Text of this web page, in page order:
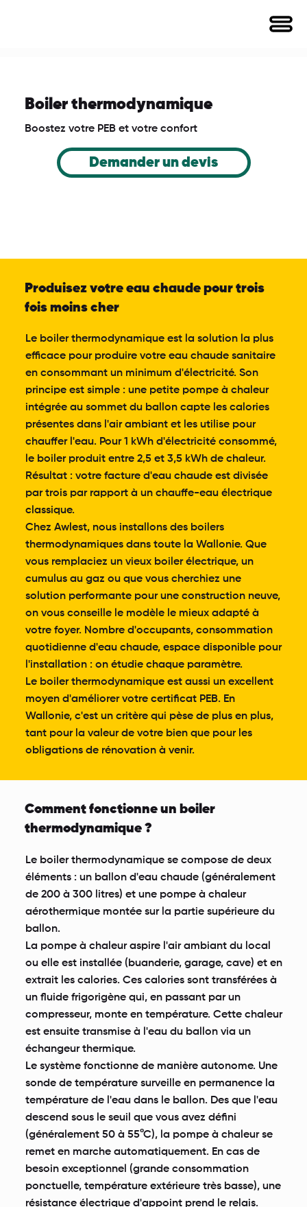
Boiler thermodynamique
Boostez votre PEB et votre confort
Demander un devis
Comment fonctionne un boiler
thermodynamique ?
Le boiler thermodynamique se compose de deux
éléments : un ballon d'eau chaude (généralement
de 200 à 300 litres) et une pompe à chaleur
aérothermique montée sur la partie supérieure du
ballon.
La pompe à chaleur aspire l'air ambiant du local
ou elle est installée (buanderie, garage, cave) et en
extrait les calories. Ces calories sont transférées à
un fluide frigorigène qui, en passant par un
compresseur, monte en température. Cette chaleur
est ensuite transmise à l'eau du ballon via un
échangeur thermique.
Le système fonctionne de manière autonome. Une
sonde de température surveille en permanence la
température de l'eau dans le ballon. Des que l'eau
descend sous le seuil que vous avez défini
(généralement 50 à 55°C), la pompe à chaleur se
remet en marche automatiquement. En cas de
besoin exceptionnel (grande consommation
ponctuelle, température extérieure très basse), une
résistance électrique d'appoint prend le relais.
Produisez votre eau chaude pour trois
fois moins cher
Le boiler thermodynamique est la solution la plus
efficace pour produire votre eau chaude sanitaire
en consommant un minimum d'électricité. Son
principe est simple : une petite pompe à chaleur
intégrée au sommet du ballon capte les calories
présentes dans l'air ambiant et les utilise pour
chauffer l'eau. Pour 1 kWh d'électricité consommé,
le boiler produit entre 2,5 et 3,5 kWh de chaleur.
Résultat : votre facture d'eau chaude est divisée
par trois par rapport à un chauffe-eau électrique
classique.
Chez Awlest, nous installons des boilers
thermodynamiques dans toute la Wallonie. Que
vous remplaciez un vieux boiler électrique, un
cumulus au gaz ou que vous cherchiez une
solution performante pour une construction neuve,
on vous conseille le modèle le mieux adapté à
votre foyer. Nombre d'occupants, consommation
quotidienne d'eau chaude, espace disponible pour
l'installation : on étudie chaque paramètre.
Le boiler thermodynamique est aussi un excellent
moyen d'améliorer votre certificat PEB. En
Wallonie, c'est un critère qui pèse de plus en plus,
tant pour la valeur de votre bien que pour les
obligations de rénovation à venir.